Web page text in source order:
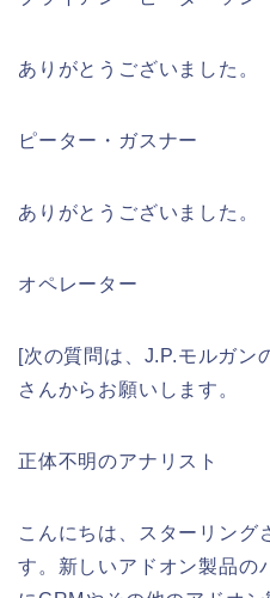
ありがとうございました。
ピーター・ガスナー
ありがとうございました。
オペレーター
[次の質問は、J.P.モルガン
さんからお願いします。
正体不明のアナリスト
こんにちは、スターリング
す。新しいアドオン製品の